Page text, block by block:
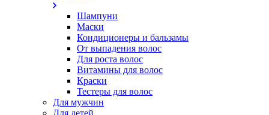
Шампуни
Маски
Кондиционеры и бальзамы
От выпадения волос
Для роста волос
Витамины для волос
Краски
Тестеры для волос
Для мужчин
Для детей